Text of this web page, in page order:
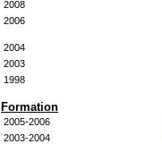
2008
2006
2004
2003
1998
Formation
2005-2006
2003-2004